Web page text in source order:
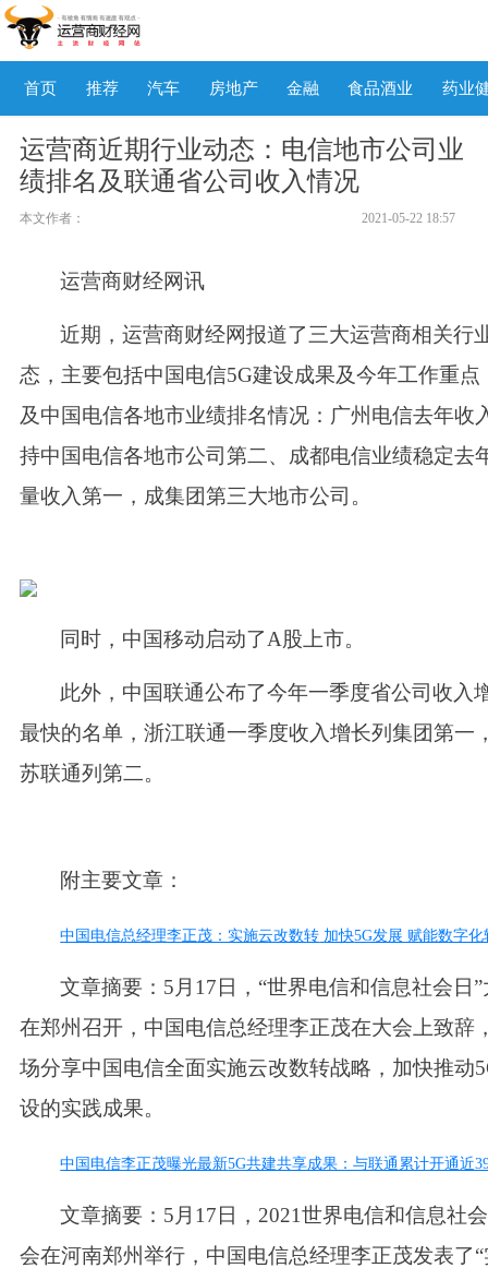
首页 推荐 汽车 房地产 金融 食品酒业 药业
运营商近期行业动态：电信地市公司业
绩排名及联通省公司收入情况
本文作者： 2021-05-22 18:57
运营商财经网讯
近期，运营商财经网报道了三大运营商相关行
态，主要包括中国电信5G建设成果及今年工作重点
及中国电信各地市业绩排名情况： 广州电信去年收
持中国电信各地市公司第二、成都电信业绩稳定去
量收入第一，成集团第三大地市公司。
同时，中国移动启动了A股上市。
此外，中国联通公布了今年一季度省公司收入
最快的名单， 浙江联通一季度收入增长列集团第一
苏联通列第二。
附主要文章：
中国电信总经理李正茂：实施云改数转 加快5G发展 赋能数字化
文章摘要： 5月17日，“世界电信和信息社会日
在郑州召开，中国电信总经理李正茂在大会上致辞
场分享中国电信全面实施云改数转战略，加快推动
设的实践成果。
中国电信李正茂曝光最新5G共建共享成果：与联通累计开通近
文章摘要： 5月17日，2021世界电信和信息社
会在河南郑州举行，中国电信总经理李正茂发表了